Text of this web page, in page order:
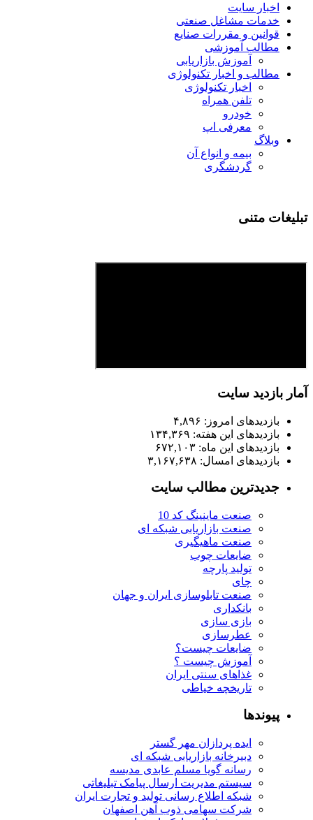
اخبار سایت
خدمات مشاغل صنعتی
قوانین و مقررات صنایع
مطالب آموزشی
آموزش بازاریابی
مطالب و اخبار تکنولوژی
اخبار تکنولوژی
تلفن همراه
خودرو
معرفی اپ
وبلاگ
بیمه و انواع آن
گردشگری
تبلیغات متنی
آمار بازدید سایت
بازدیدهای امروز: ۴,۸۹۶
بازدیدهای این هفته: ۱۳۴,۳۶۹
بازدیدهای این ماه: ۶۷۲,۱۰۳
بازدیدهای امسال: ۳,۱۶۷,۶۳۸
جدیدترین مطالب سایت
صنعت ماینینگ کد 10
صنعت بازاریابی شبکه ای
صنعت ماهیگیری
ضایعات چوب
تولید پارچه
چای
صنعت تابلوسازی ایران و جهان
بانکداری
بازی سازی
عطرسازی
ضایعات چیست؟
آموزش چیست ؟
غذاهای سنتی ایران
تاریخچه خیاطی
پیوندها
ایده پردازان مهر گستر
دبیرخانه بازاریابی شبکه ای
رسانه گویا مسلم عابدی مدیسه
سیستم مدیریت ارسال پیامک تبلیغاتی
شبکه اطلاع رسانی تولید و تجارت ایران
شرکت سهامی ذوب آهن اصفهان